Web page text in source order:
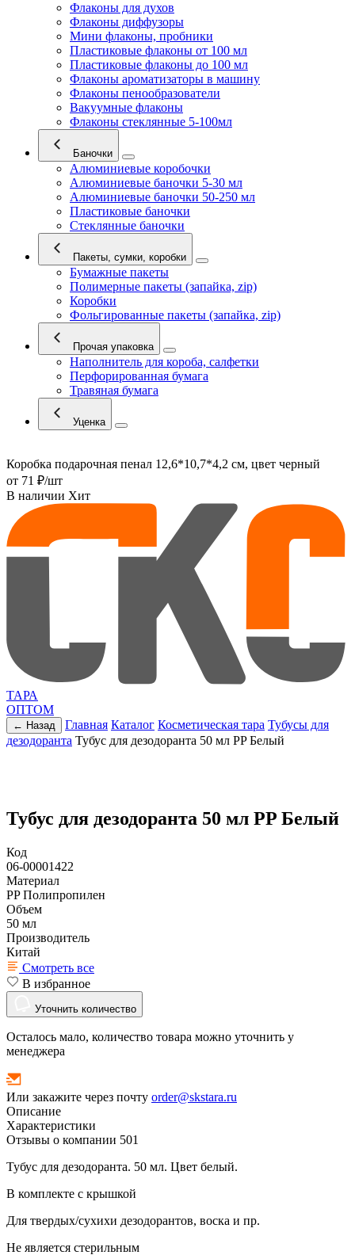
Флаконы для духов
Флаконы диффузоры
Мини флаконы, пробники
Пластиковые флаконы от 100 мл
Пластиковые флаконы до 100 мл
Флаконы ароматизаторы в машину
Флаконы пенообразователи
Вакуумные флаконы
Флаконы стеклянные 5-100мл
Баночки
Алюминиевые коробочки
Алюминиевые баночки 5-30 мл
Алюминиевые баночки 50-250 мл
Пластиковые баночки
Стеклянные баночки
Пакеты, сумки, коробки
Бумажные пакеты
Полимерные пакеты (запайка, zip)
Коробки
Фольгированные пакеты (запайка, zip)
Прочая упаковка
Наполнитель для короба, салфетки
Перфорированная бумага
Травяная бумага
Уценка
Коробка подарочная пенал 12,6*10,7*4,2 см, цвет черный
от 71 ₽/шт
В наличии Хит
ТАРА
ОПТОМ
← Назад Главная Каталог Косметическая тара Тубусы для
дезодоранта Тубус для дезодоранта 50 мл PP Белый
Тубус для дезодоранта 50 мл PP Белый
Код
06-00001422
Материал
PP Полипропилен
Объем
50 мл
Производитель
Китай
Смотреть все
В избранное
Уточнить количество
Осталось мало, количество товара можно уточнить у
менеджера
Или закажите через почту order@skstara.ru
Описание
Характеристики
Отзывы о компании 501
Тубус для дезодоранта. 50 мл. Цвет белый.
В комплекте с крышкой
Для твердых/сухихи дезодорантов, воска и пр.
Не является стерильным